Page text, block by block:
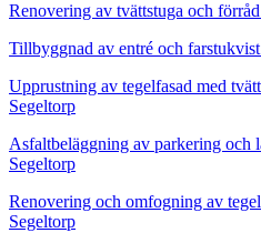
Renovering av tvättstuga och
Tillbyggnad av entré och
Upprustning av tegelfasad med
Segeltorp
Asfaltbeläggning av parkering och
Segeltorp
Renovering och omfogning av
Segeltorp